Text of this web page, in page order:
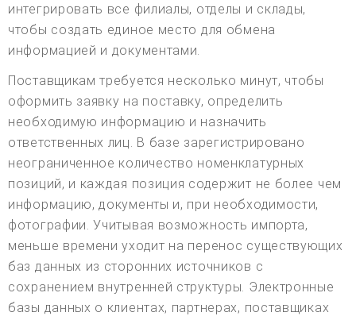
интегрировать все филиалы, отделы и склады,
чтобы создать единое место для обмена
информацией и документами.
Поставщикам требуется несколько минут, чтобы
оформить заявку на поставку, определить
необходимую информацию и назначить
ответственных лиц. В базе зарегистрировано
неограниченное количество номенклатурных
позиций, и каждая позиция содержит не более чем
информацию, документы и, при необходимости,
фотографии. Учитывая возможность импорта,
меньше времени уходит на перенос существующих
баз данных из сторонних источников с
сохранением внутренней структуры. Электронные
базы данных о клиентах, партнерах, поставщиках